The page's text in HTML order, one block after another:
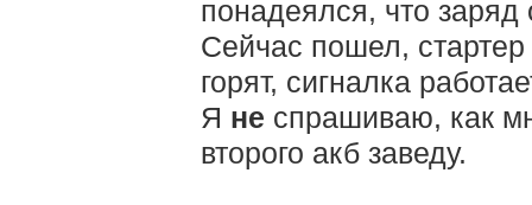
понадеялся, что заряд
Сейчас пошел, стартер
горят, сигналка
Я не спрашиваю, как
второго акб заведу.